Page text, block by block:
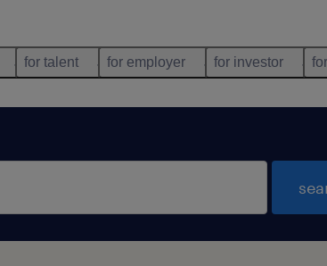
for talent for employer for investor